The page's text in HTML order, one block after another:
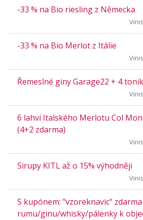
-33 % na Bio riesling z Německa
-33 % na Bio Merlot z Itálie
Řemeslné giny Garage22 + 4
6 lahví Italského Merlotu Col
(4+2 zdarma)
Sirupy KITL až o 15% výhodněji
S kupónem: "vzoreknavic"
rumu/ginu/whisky/pálenky k